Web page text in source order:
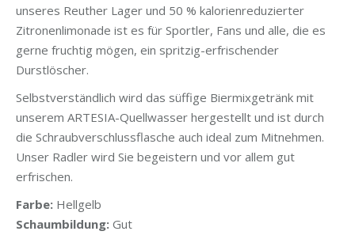
unseres Reuther Lager und 50 % kalorienreduzierter
Zitronenlimonade ist es für Sportler, Fans und alle, die es
gerne fruchtig mögen, ein spritzig-erfrischender
Durstlöscher.
Selbstverständlich wird das süffige Biermixgetränk mit
unserem ARTESIA-Quellwasser hergestellt und ist durch
die Schraubverschlussflasche auch ideal zum Mitnehmen.
Unser Radler wird Sie begeistern und vor allem gut
erfrischen.
Farbe: Hellgelb
Schaumbildung: Gut